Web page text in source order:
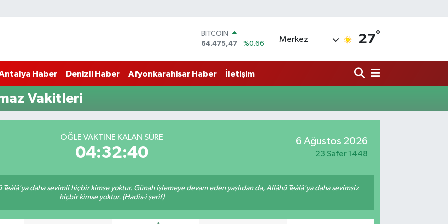
BITCOIN
64.475,47
%0.66
EURO
Merkez 27°
Haber Denizli Haber Afyonkarahisar Haber İletişim
Vakitleri
ÖĞLE VAKTINE KALAN SÜRE
04:32:39
6 Ağustos 2026
23 Safer 1448
daha sevimli hiçbir kimse yoktur. Günah işlemeye devam eden yaşlıdan da, Allâhü Teâlâ'ya daha sevimsiz
hiçbir kimse yoktur. (Hadis-i şerif)